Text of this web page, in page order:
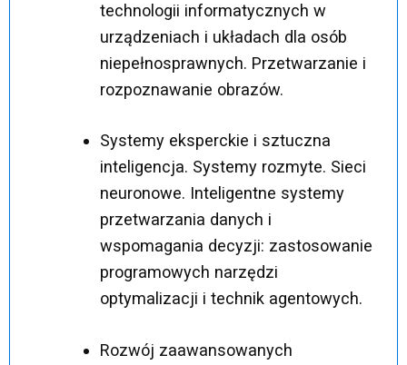
technologii informatycznych w
urządzeniach i układach dla osób
niepełnosprawnych. Przetwarzanie i
rozpoznawanie obrazów.
Systemy eksperckie i sztuczna
inteligencja. Systemy rozmyte. Sieci
neuronowe. Inteligentne systemy
przetwarzania danych i
wspomagania decyzji: zastosowanie
programowych narzędzi
optymalizacji i technik agentowych.
Rozwój zaawansowanych